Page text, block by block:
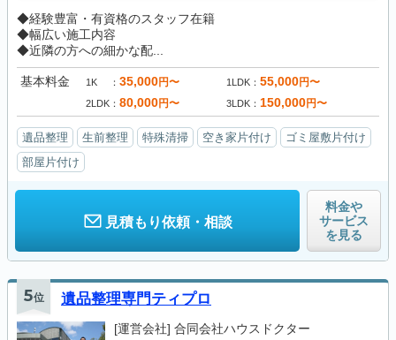
◆経験豊富・有資格のスタッフ在籍
◆幅広い施工内容
◆近隣の方への細かな配...
基本料金 1K 35,000円〜 1LDK 55,000円〜
2LDK 80,000円〜 3LDK 150,000円〜
遺品整理 生前整理 特殊清掃 空き家片付け
ゴミ屋敷片付け
部屋片付け
見積もり依頼・相談
料金や
サービス
を見る
5位 遺品整理専門ティプロ
[運営会社] 合同会社ハウスドクター